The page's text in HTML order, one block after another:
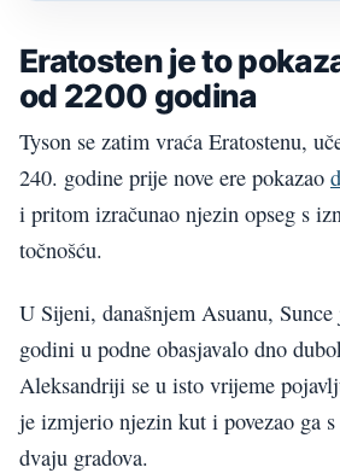
Eratosten je to
od 2200 godina
Tyson se zatim vraća Eratostenu,
240. godine prije nove ere pokazao
i pritom izračunao njezin opseg s
točnošću.
U Sijeni, današnjem Asuanu,
godini u podne obasjavalo dno
Aleksandriji se u isto vrijeme
je izmjerio njezin kut i povezao ga
dvaju gradova.